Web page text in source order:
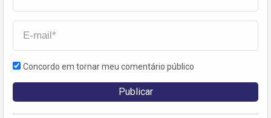
Concordo em tornar meu comentário público